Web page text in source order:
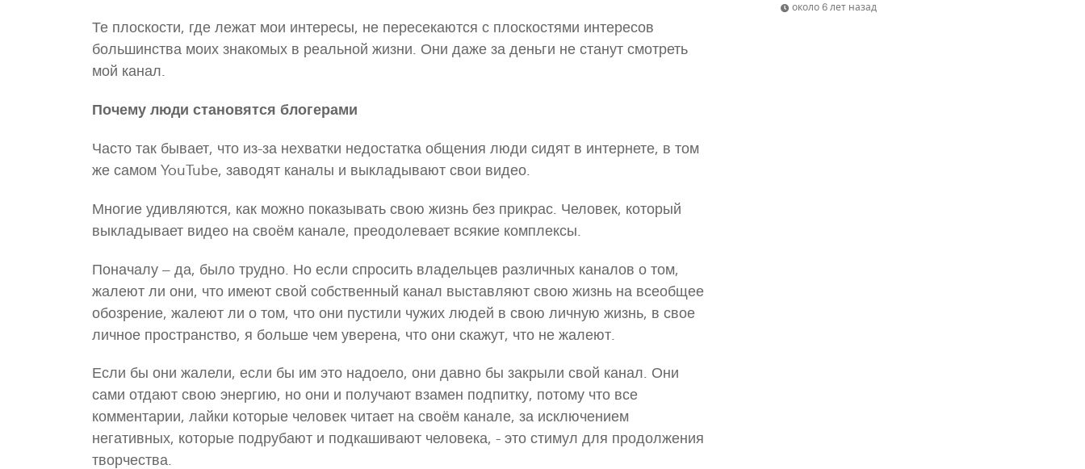
Те плоскости, где лежат мои интересы, не пересекаются с плоскостями интересов
большинства моих знакомых в реальной жизни. Они даже за деньги не станут смотреть
мой канал.
Почему люди становятся блогерами
Часто так бывает, что из-за нехватки недостатка общения люди сидят в интернете, в том
же самом YouTube, заводят каналы и выкладывают свои видео.
Многие удивляются, как можно показывать свою жизнь без прикрас. Человек, который
выкладывает видео на своём канале, преодолевает всякие комплексы.
Поначалу – да, было трудно. Но если спросить владельцев различных каналов о том,
жалеют ли они, что имеют свой собственный канал выставляют свою жизнь на всеобщее
обозрение, жалеют ли о том, что они пустили чужих людей в свою личную жизнь, в свое
личное пространство, я больше чем уверена, что они скажут, что не жалеют.
Если бы они жалели, если бы им это надоело, они давно бы закрыли свой канал. Они
сами отдают свою энергию, но они и получают взамен подпитку, потому что все
комментарии, лайки которые человек читает на своём канале, за исключением
негативных, которые подрубают и подкашивают человека, - это стимул для продолжения
творчества.
около 6 лет назад